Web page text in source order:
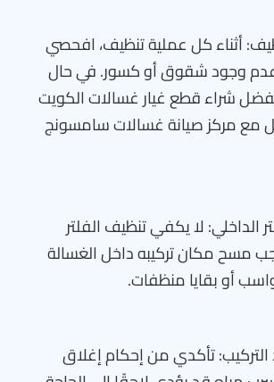
أثناء كل عملية تنظيف، افحصي
عدم وجود شقوق أو كسور. في حال
شراء قطع غيار غسالات الكويت
مع مركز صيانة غسالات سامسونج
الداخلي: لا يكفي تنظيف الفلتر
مسح مكان تركيبه داخل الغسالة
أو بقايا منظفات.
تأكدي من إحكام إغلاق